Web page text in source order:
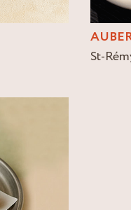
St-